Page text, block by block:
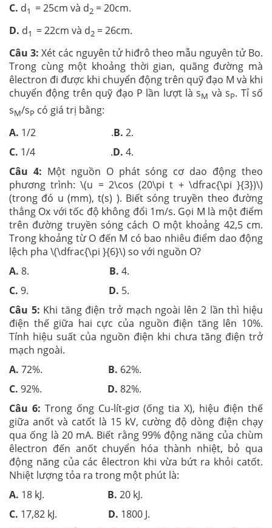
C. d1 = 25cm và d2 = 20cm.
D. d1 = 22cm và d2 = 26cm.
Câu 3: Xét các nguyên tử hiđrô theo mẫu nguyên tử Bo.
Trong cùng một khoảng thời gian, quãng đường mà
êlectron đi được khi chuyển động trên quỹ đạo M và khi
chuyển động trên quỹ đạo P lần lượt là sM và sP. Tỉ số
sM/sP có giá trị bằng:
A. 1/2 .B. 2.
C. 1/4 .D. 4.
Câu 4: Một nguồn O phát sóng cơ dao động theo
phương trình: \(u = 2\cos (20\pi t + \dfrac{\pi }{3})\)
(trong đó u (mm), t(s) ). Biết sóng truyền theo đường
thẳng Ox với tốc độ không đổi 1m/s. Gọi M là một điểm
trên đường truyền sóng cách O một khoảng 42,5 cm.
Trong khoảng từ O đến M có bao nhiêu điểm dao động
lệch pha \(\dfrac{\pi }{6}\) so với nguồn O?
A. 8. B. 4.
C. 9. D. 5.
Câu 5: Khi tăng điện trở mạch ngoài lên 2 lần thì hiệu
điện thế giữa hai cực của nguồn điện tăng lên 10%.
Tính hiệu suất của nguồn điện khi chưa tăng điện trở
mạch ngoài.
A. 72%. B. 62%.
C. 92%. D. 82%.
Câu 6: Trong ống Cu-lít-giơ (ống tia X), hiệu điện thế
giữa anốt và catốt là 15 kV, cường độ dòng điện chạy
qua ống là 20 mA. Biết rằng 99% động năng của chùm
êlectron đến anốt chuyển hóa thành nhiệt, bỏ qua
động năng của các êlectron khi vừa bứt ra khỏi catốt.
Nhiệt lượng tỏa ra trong một phút là:
A. 18 kJ. B. 20 kJ.
C. 17,82 kJ. D. 1800 J.